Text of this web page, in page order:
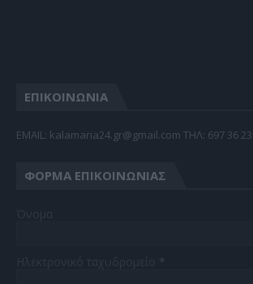
ΕΠΙΚΟΙΝΩΝΙΑ
EMAIL: kalamaria24.gr@gmail.com TΗΛ: 697 36
ΦΌΡΜΑ ΕΠΙΚΟΙΝΩΝΊΑΣ